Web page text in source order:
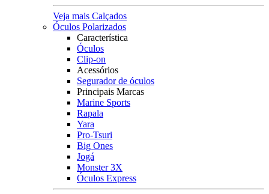
Veja mais Calçados
Óculos Polarizados
Característica
Óculos
Clip-on
Acessórios
Segurador de óculos
Principais Marcas
Marine Sports
Rapala
Yara
Pro-Tsuri
Big Ones
Jogá
Monster 3X
Óculos Express